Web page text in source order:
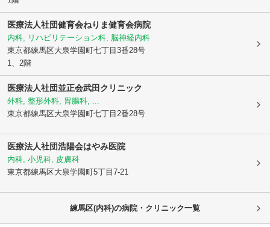
医療法人社団健育会ねりま健育会病院
内科, リハビリテーション科, 脳神経内科
東京都練馬区大泉学園町七丁目3番28号
1、2階
医療法人社団並正会武田クリニック
外科, 整形外科, 胃腸科, ...
東京都練馬区大泉学園町七丁目2番28号
医療法人社団浩陽会はやみ医院
内科, 小児科, 皮膚科
東京都練馬区大泉学園町5丁目7-21
練馬区(内科)の病院・クリニック一覧